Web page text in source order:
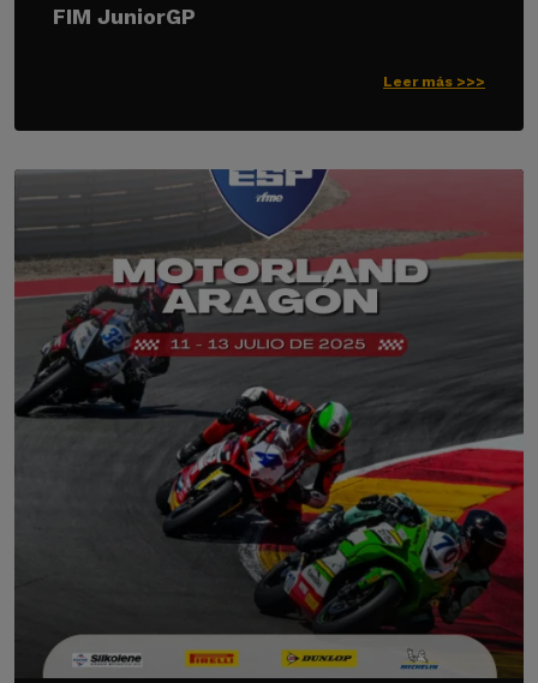
FIM JuniorGP
Leer más >>>